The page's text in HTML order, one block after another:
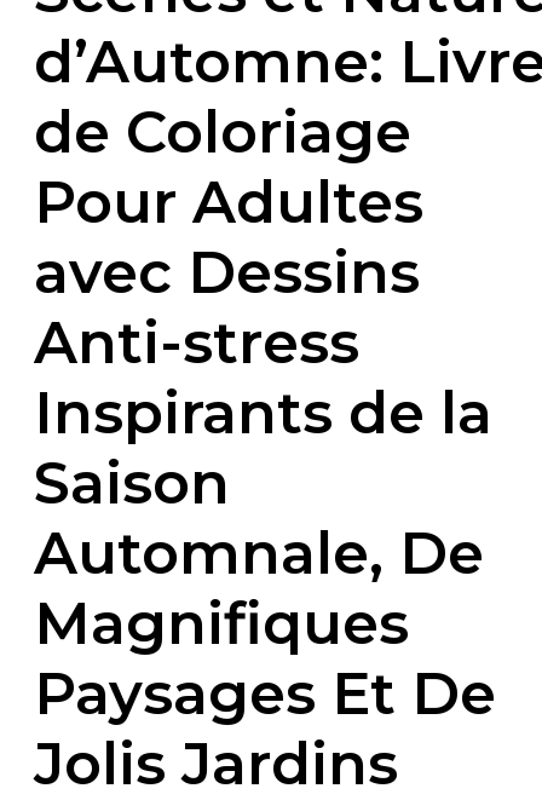
d’Automne:
de Coloriage
Pour Adultes
avec Dessins
Anti-stress
Inspirants de la
Saison
Automnale, De
Magnifiques
Paysages Et De
Jolis Jardins